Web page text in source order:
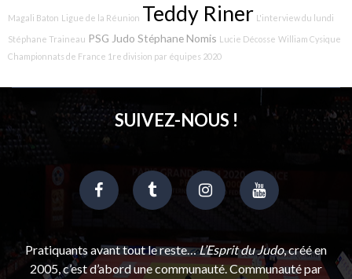
Magali Baton Ligue de la Réunion Teddy Riner L'interview du lundi
Stéphane Traineau PSG Judo Stéphane Nomis Lucie Décosse William Cysique
Championnats de France 1re division par équipes 2020
SUIVEZ-NOUS !
Pratiquants avant tout le reste…L’Esprit du Judo, créé en
2005, c’est d’abord une communauté. Communauté par